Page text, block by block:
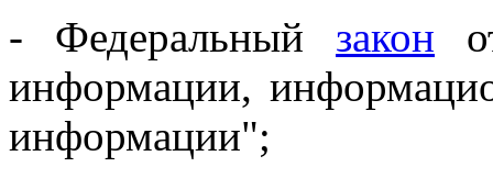
- Федеральный закон
информации,
информации";